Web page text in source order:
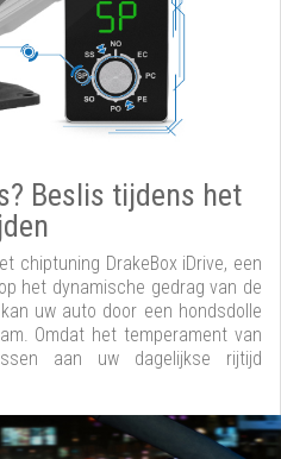
Beslis tijdens het
chiptuning DrakeBox iDrive, een
het dynamische gedrag van de
uw auto door een hondsdolle
Omdat het temperament van
aan uw dagelijkse rijtijd